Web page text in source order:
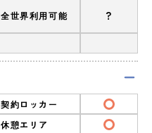
全世界利用可能 ?
契約ロッカー
休憩エリア